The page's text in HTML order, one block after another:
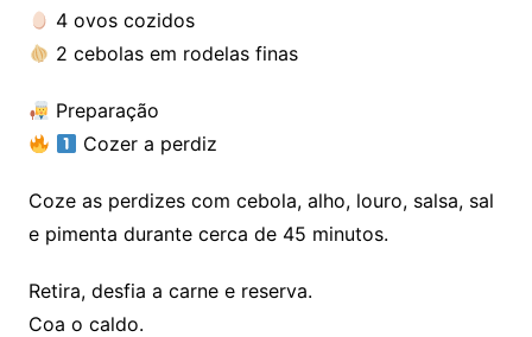
4 ovos cozidos
2 cebolas em rodelas finas
Preparação
Cozer a perdiz
Coze as perdizes com cebola, alho, louro, salsa, sal
e pimenta durante cerca de 45 minutos.
Retira, desfia a carne e reserva.
Coa o caldo.